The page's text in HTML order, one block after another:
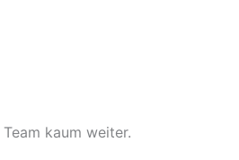
kaum weiter.